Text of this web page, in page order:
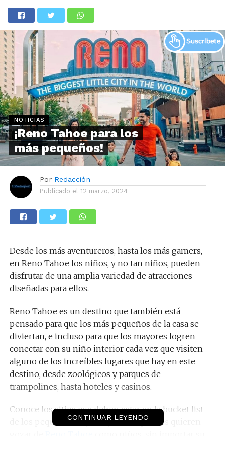
NOTICIAS
¡Reno Tahoe para los
más pequeños!
Por Redacción
Publicado el 12 marzo, 2024
Desde los más aventureros, hasta los más gamers,
en Reno Tahoe los niños, y no tan niños, pueden
disfrutar de una amplia variedad de atracciones
diseñadas para ellos.
Reno Tahoe es un destino que también está
pensado para que los más pequeños de la casa se
diviertan, e incluso para que los mayores logren
conectar con su niño interior cada vez que visiten
alguno de los increíbles lugares que hay en este
destino, desde zoológicos y parques de
trampolines, hasta hoteles y casinos.
Conoce los sitios que deben estar en la bucket list
de los pequeños viajeros y todos quienes quieren
CONTINUAR LEYENDO